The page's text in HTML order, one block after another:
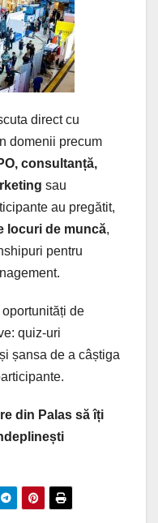
direct cu
domenii precum
consultanță,
sau
au pregătit,
locuri de muncă,
pentru
de
quiz-uri
șansa de a câștiga
din Palas să îți